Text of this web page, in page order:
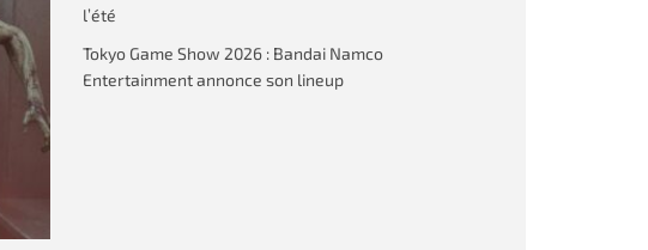
l’été
Tokyo Game Show 2026 : Bandai Namco
Entertainment annonce son lineup